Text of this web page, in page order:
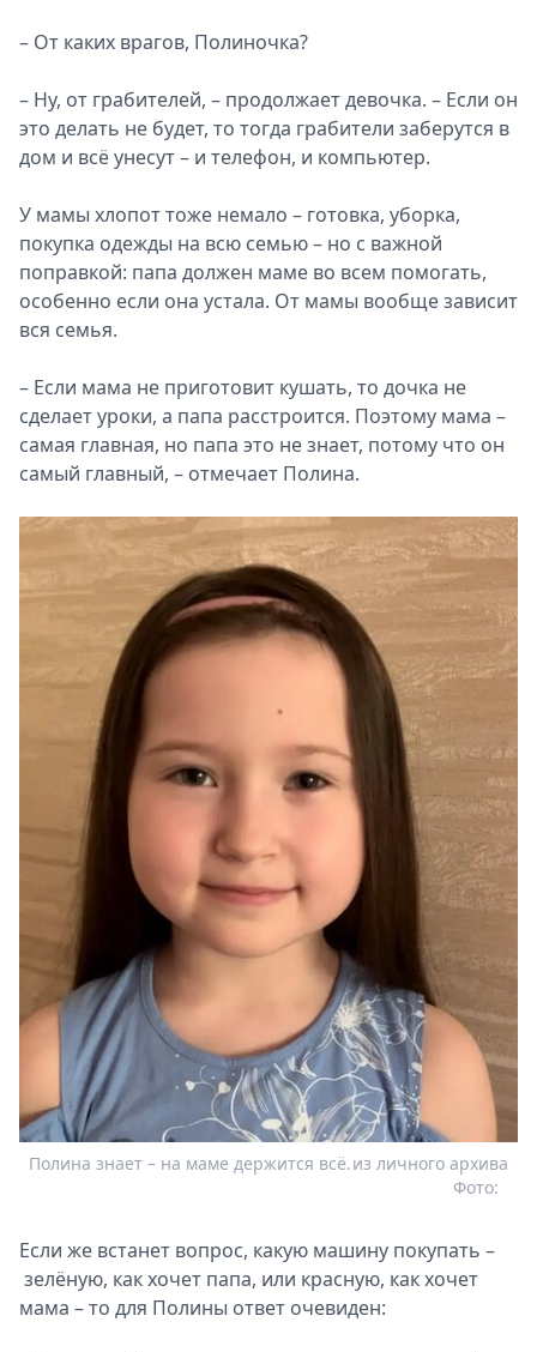
– От каких врагов, Полиночка?
– Ну, от грабителей, – продолжает девочка. – Если он
это делать не будет, то тогда грабители заберутся в
дом и всё унесут – и телефон, и компьютер.
У мамы хлопот тоже немало – готовка, уборка,
покупка одежды на всю семью – но с важной
поправкой: папа должен маме во всем помогать,
особенно если она устала. От мамы вообще зависит
вся семья.
– Если мама не приготовит кушать, то дочка не
сделает уроки, а папа расстроится. Поэтому мама –
самая главная, но папа это не знает, потому что он
самый главный, – отмечает Полина.
Полина знает – на маме держится всё.из личного архива
Фото:
Если же встанет вопрос, какую машину покупать –
зелёную, как хочет папа, или красную, как хочет
мама – то для Полины ответ очевиден: